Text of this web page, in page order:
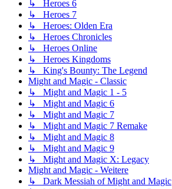
↳ Heroes 6
↳ Heroes 7
↳ Heroes: Olden Era
↳ Heroes Chronicles
↳ Heroes Online
↳ Heroes Kingdoms
↳ King's Bounty: The Legend
Might and Magic - Classic
↳ Might and Magic 1 - 5
↳ Might and Magic 6
↳ Might and Magic 7
↳ Might and Magic 7 Remake
↳ Might and Magic 8
↳ Might and Magic 9
↳ Might and Magic X: Legacy
Might and Magic - Weitere
↳ Dark Messiah of Might and Magic